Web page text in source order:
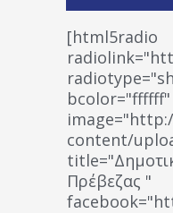
[html5radio
content/
Πρέβεζας "